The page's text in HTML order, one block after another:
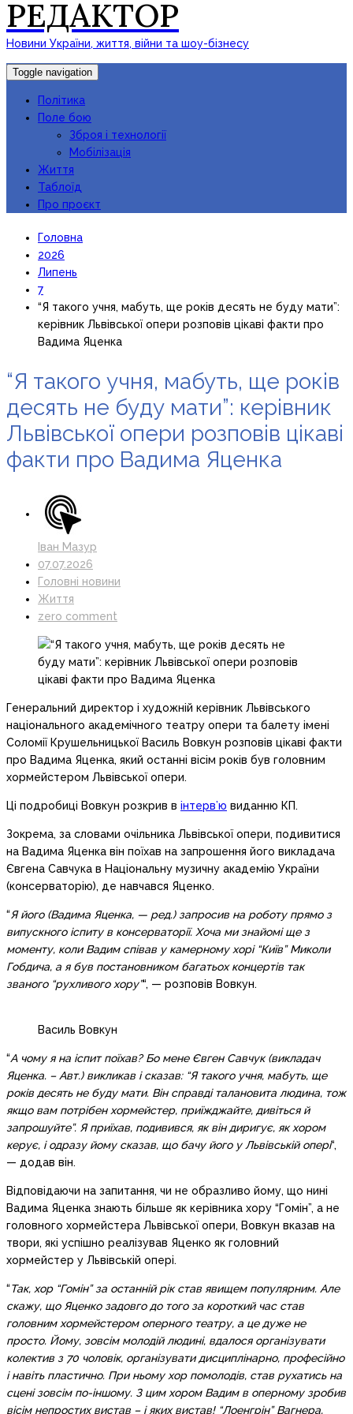
РЕДАКТОР
Новини України, життя, війни та шоу-бізнесу
Toggle navigation
Політика
Поле бою
Зброя і технології
Мобілізація
Життя
Таблоїд
Про проєкт
Головна
2026
Липень
7
“Я такого учня, мабуть, ще років десять не буду мати”:
керівник Львівської опери розповів цікаві факти про
Вадима Яценка
“Я такого учня, мабуть, ще років
десять не буду мати”: керівник
Львівської опери розповів цікаві
факти про Вадима Яценка
Іван Мазур
07.07.2026
Головні новини
Життя
zero comment
Генеральний директор і художній керівник Львівського
національного академічного театру опери та балету імені
Соломії Крушельницької Василь Вовкун розповів цікаві факти
про Вадима Яценка, який останні вісім років був головним
хормейстером Львівської опери.
Ці подробиці Вовкун розкрив в інтерв’ю виданню КП.
Зокрема, за словами очільника Львівської опери, подивитися
на Вадима Яценка він поїхав на запрошення його викладача
Євгена Савчука в Національну музичну академію України
(консерваторію), де навчався Яценко.
“Я його (Вадима Яценка, — ред.) запросив на роботу прямо з
випускного іспиту в консерваторії. Хоча ми знайомі ще з
моменту, коли Вадим співав у камерному хорі “Київ” Миколи
Гобдича, а я був постановником багатьох концертів так
званого “рухливого хору”“, — розповів Вовкун.
Василь Вовкун
“А чому я на іспит поїхав? Бо мене Євген Савчук (викладач
Яценка. – Авт.) викликав і сказав: “Я такого учня, мабуть, ще
років десять не буду мати. Він справді талановита людина, тож
якщо вам потрібен хормейстер, приїжджайте, дивіться й
запрошуйте”. Я приїхав, подивився, як він диригує, як хором
керує, і одразу йому сказав, що бачу його у Львівській опері“,
— додав він.
Відповідаючи на запитання, чи не образливо йому, що нині
Вадима Яценка знають більше як керівника хору “Гомін”, а не
головного хормейстера Львівської опери, Вовкун вказав на
твори, які успішно реалізував Яценко як головний
хормейстер у Львівській опері.
“Так, хор “Гомін” за останній рік став явищем популярним. Але
скажу, що Яценко задовго до того за короткий час став
головним хормейстером оперного театру, а це дуже не
просто. Йому, зовсім молодій людині, вдалося організувати
колектив з 70 чоловік, організувати дисциплінарно, професійно
і навіть пластично. При ньому хор помолодів, став рухатись на
сцені зовсім по-іншому. З цим хором Вадим в оперному зробив
вісім непростих вистав – і яких вистав! “Лоенгрін” Вагнера,